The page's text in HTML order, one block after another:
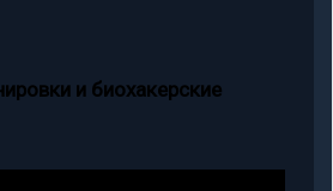
и биохакерские